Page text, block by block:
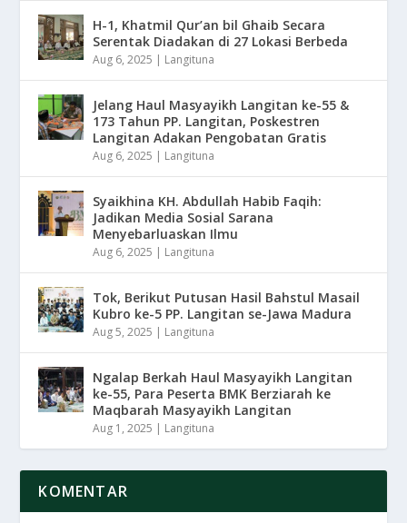
H-1, Khatmil Qur’an bil Ghaib Secara
Serentak Diadakan di 27 Lokasi Berbeda
Aug 6, 2025 | Langituna
Jelang Haul Masyayikh Langitan ke-55 &
173 Tahun PP. Langitan, Poskestren
Langitan Adakan Pengobatan Gratis
Aug 6, 2025 | Langituna
Syaikhina KH. Abdullah Habib Faqih:
Jadikan Media Sosial Sarana
Menyebarluaskan Ilmu
Aug 6, 2025 | Langituna
Tok, Berikut Putusan Hasil Bahstul Masail
Kubro ke-5 PP. Langitan se-Jawa Madura
Aug 5, 2025 | Langituna
Ngalap Berkah Haul Masyayikh Langitan
ke-55, Para Peserta BMK Berziarah ke
Maqbarah Masyayikh Langitan
Aug 1, 2025 | Langituna
KOMENTAR